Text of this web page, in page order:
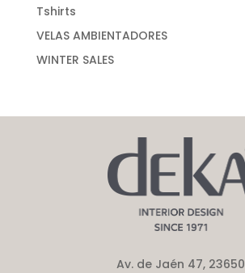
Tshirts
VELAS AMBIENTADORES
WINTER SALES
Av. de Jaén 47, 23650